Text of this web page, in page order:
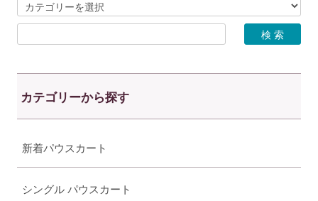
カテゴリーから探す
新着パウスカート
シングル パウスカート